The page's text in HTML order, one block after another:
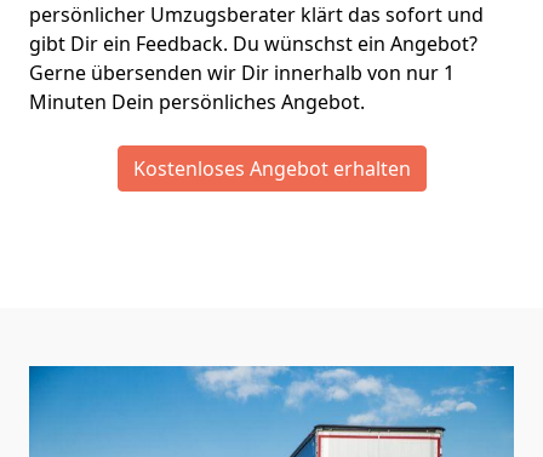
persönlicher Umzugsberater klärt das sofort und
gibt Dir ein Feedback. Du wünschst ein Angebot?
Gerne übersenden wir Dir innerhalb von nur 1
Minuten Dein persönliches Angebot.
Kostenloses Angebot erhalten